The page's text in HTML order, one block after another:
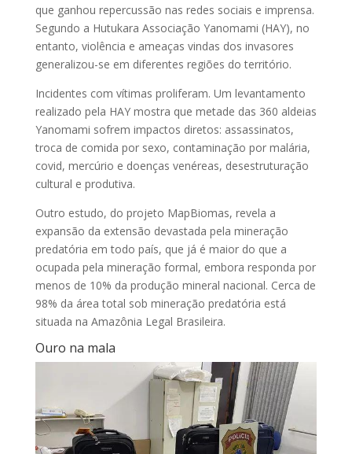
que ganhou repercussão nas redes sociais e imprensa.
Segundo a Hutukara Associação Yanomami (HAY), no
entanto, violência e ameaças vindas dos invasores
generalizou-se em diferentes regiões do território.
Incidentes com vítimas proliferam. Um levantamento
realizado pela HAY mostra que metade das 360 aldeias
Yanomami sofrem impactos diretos: assassinatos,
troca de comida por sexo, contaminação por malária,
covid, mercúrio e doenças venéreas, desestruturação
cultural e produtiva.
Outro estudo, do projeto MapBiomas, revela a
expansão da extensão devastada pela mineração
predatória em todo país, que já é maior do que a
ocupada pela mineração formal, embora responda por
menos de 10% da produção mineral nacional. Cerca de
98% da área total sob mineração predatória está
situada na Amazônia Legal Brasileira.
Ouro na mala